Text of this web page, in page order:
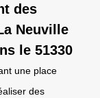
des
Neuville
le 51330
une place
des